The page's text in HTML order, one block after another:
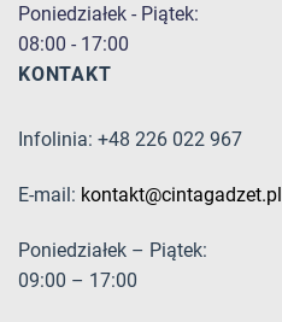
Poniedziałek - Piątek:
08:00 - 17:00
KONTAKT
Infolinia: +48 226 022 967
E-mail: kontakt@cintagadzet.pl
Poniedziałek – Piątek:
09:00 – 17:00